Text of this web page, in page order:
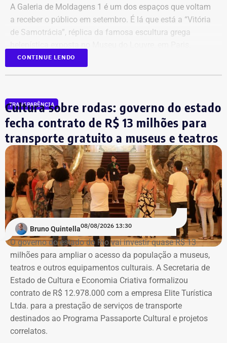
contas diferentes poderia produzir uma aparência
artificial de confirmação. A ação pretende descobrir se as
páginas são independentes ou se compartilham
meios de pagamento ou uma estrutura coordenada.
Trecho da ação civil pública que pede a investigação de nove páginas no
Instagram sobre Búzios — Foto: Reprodução.
Na ação, a prefeitura também pede informações
cadastrais, endereços eletrônicos, telefones, IPs,
dispositivos utilizados, histórico de nomes,
administradores atuais e anteriores, contas vinculadas,
meios de recuperação, contas publicitárias e dados de
pagamento. Com isso, a Meta também seria obrigada a
elaborar uma tabela comparativa, indicando se os perfis
compartilham telefones, dispositivos, endereços de IP,
administradores, contas de anúncios, meios de
pagamento ou gerenciadores de negócios.
A Galeria de Moldagens 1 é um dos espaços que voltam
a receber o público em setembro. É lá que está a “Vitória
de Samotrácia”, réplica da famosa escultura grega
Ao todo, a reabertura de três galerias devolve cerca de
Mello Franco, que receberá uma exposição com as novas
aquisições do acervo, e a Sala Bernardelli, que será aberta
integralmente. Em setembro, a sala também abrigará a
mostra “Abolicionistas Brasileiras”.
Com informações do colunista Ancelmo Gois, do Jornal
“O Globo”.
CONTINUE LENDO
TRANSPARÊNCIA
Cultura sobre rodas: governo do estado
fecha contrato de R$ 13 milhões para
transporte gratuito a museus e teatros
Bruno Quintella08/08/2026 13:30
O governo do estado do Rio vai investir quase R$ 13
milhões para ampliar o acesso da população a museus,
teatros e outros equipamentos culturais. A Secretaria de
Estado de Cultura e Economia Criativa formalizou
contrato de R$ 12.978.000 com a empresa Elite Turística
Ltda. para a prestação de serviços de transporte
destinados ao Programa Passaporte Cultural e projetos
correlatos.